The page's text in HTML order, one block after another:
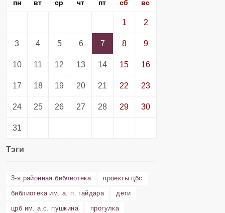
пн вт ср чт пт сб вс
1 2
3 4 5 6 7 8 9
10 11 12 13 14 15 16
17 18 19 20 21 22 23
24 25 26 27 28 29 30
31
Тэги
3-я районная библиотека
проекты цбс
библиотека им. а. п. гайдара
дети
црб им. а.с. пушкина
прогулка